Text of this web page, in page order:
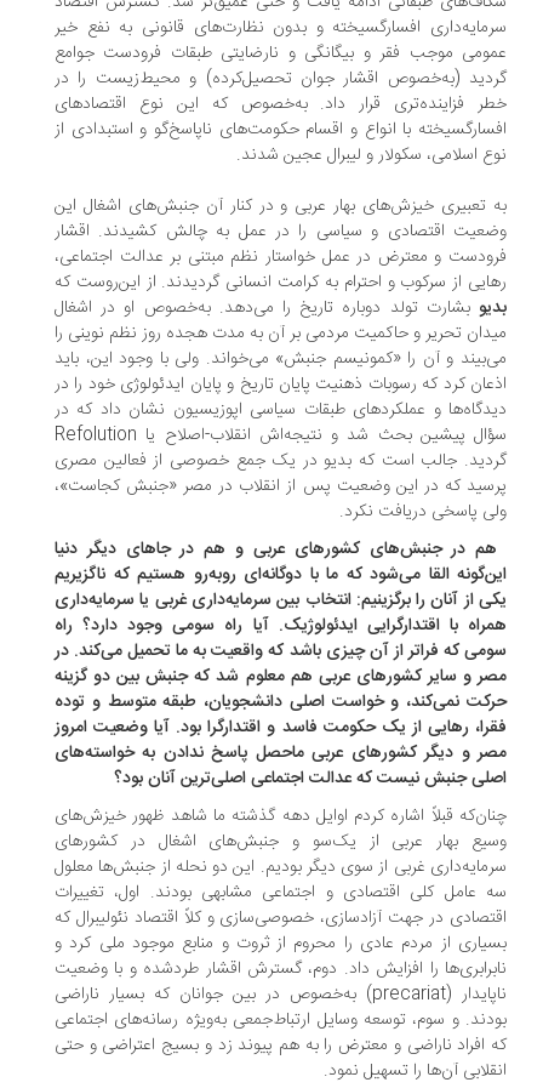
افسارگسیخته و بدون نظارت‌های قانونی به نفع خیر
موجب فقر و بیگانگی و نارضایتی طبقات فرودست جوامع
(به‌خصوص اقشار جوان تحصیل‌کرده) و محیط‌زیست را در
فزاینده‌تری قرار داد. به‌خصوص که این نوع اقتصادهای
با انواع و اقسام حکومت‌های ناپاسخ‌گو و استبدادی از
اسلامی، سکولار و لیبرال عجین شدند.
تعبیری خیزش‌های بهار عربی و در کنار آن جنبش‌های اشغال این
اقتصادی و سیاسی را در عمل به چالش کشیدند. اقشار
و معترض در عمل خواستار نظم مبتنی بر عدالت اجتماعی،
از سرکوب و احترام به کرامت انسانی گردیدند. از این‌روست که
بشارت تولد دوباره تاریخ را می‌دهد. به‌خصوص او در اشغال
تحریر و حاکمیت مردمی بر آن به مدت هجده روز نظم نوینی را
و آن را «کمونیسم جنبش» می‌خواند. ولی با وجود این، باید
کرد که رسوبات ذهنیت پایان تاریخ و پایان ایدئولوژی خود را در
و عملکردهای طبقات سیاسی اپوزیسیون نشان داد که در
سؤال پیشین بحث شد و نتیجه‌اش انقلاب-اصلاح یا Refolution
جالب است که بدیو در یک جمع خصوصی از فعالین مصری
که در این وضعیت پس از انقلاب در مصر «جنبش کجاست»،
پاسخی دریافت نکرد.
در جنبش‌های کشورهای عربی و هم در جاهای دیگر دنیا
القا می‌شود که ما با دوگانه‌ای روبه‌رو هستیم که ناگزیریم
از آنان را برگزینیم: انتخاب بین سرمایه‌داری غربی یا سرمایه‌داری
با اقتدارگرایی ایدئولوژیک. آیا راه سومی وجود دارد؟ راه
که فراتر از آن چیزی باشد که واقعیت به ما تحمیل می‌کند. در
و سایر کشورهای عربی هم معلوم شد که جنبش بین دو گزینه
نمی‌کند، و خواست اصلی دانشجویان، طبقه متوسط و توده
رهایی از یک حکومت فاسد و اقتدارگرا بود. آیا وضعیت امروز
و دیگر کشورهای عربی ماحصل پاسخ ندادن به خواسته‌های
جنبش نیست که عدالت اجتماعی اصلی‌ترین آنان بود؟
قبلاً اشاره کردم اوایل دهه گذشته ما شاهد ظهور خیزش‌های
بهار عربی از یک‌سو و جنبش‌های اشغال در کشورهای
غربی از سوی دیگر بودیم. این دو نحله از جنبش‌ها معلول
عامل کلی اقتصادی و اجتماعی مشابهی بودند. اول، تغییرات
در جهت آزادسازی، خصوصی‌سازی و کلاً اقتصاد نئولیبرال که
از مردم عادی را محروم از ثروت و منابع موجود ملی کرد و
را افزایش داد. دوم، گسترش اقشار طردشده و با وضعیت
ناپایدار (precariat) به‌خصوص در بین جوانان که بسیار ناراضی
و سوم، توسعه وسایل ارتباط‌جمعی به‌ویژه رسانه‌های اجتماعی
افراد ناراضی و معترض را به هم پیوند زد و بسیج اعتراضی و حتی
آن‌ها را تسهیل نمود.